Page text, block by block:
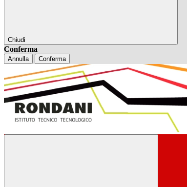
Chiudi
Conferma
Annulla Conferma